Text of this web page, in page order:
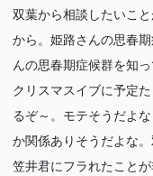
双葉から相談したいこ
から。姫路さんの思春
んの思春期症候群を知
クリスマスイブに予定
るぞ～。モテそうだよ
か関係ありそうだよな
笠井君にフラれたこと